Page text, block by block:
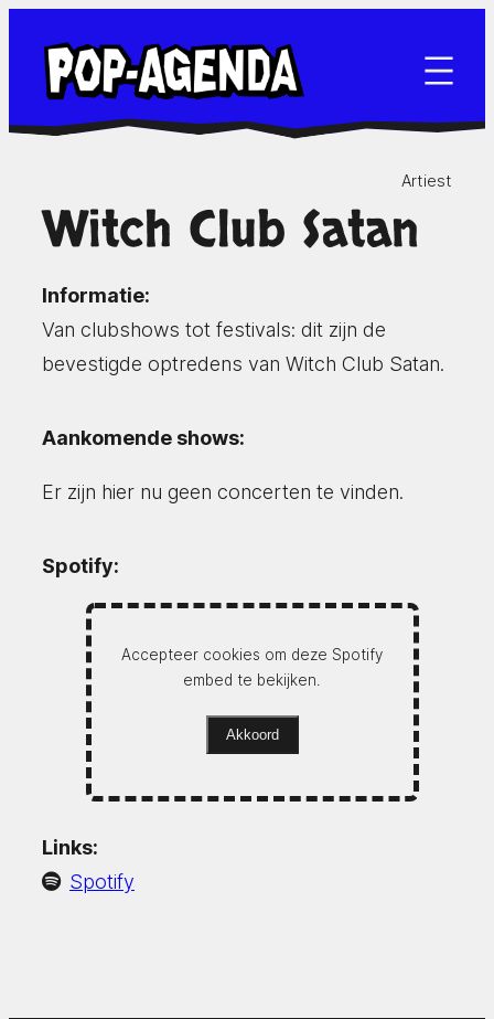
naar
inhoud
Artiest
Witch Club Satan
Informatie:
Van clubshows tot festivals: dit zijn de
bevestigde optredens van Witch Club Satan.
Aankomende shows:
Er zijn hier nu geen concerten te vinden.
Spotify:
Accepteer cookies om deze Spotify
embed te bekijken.
Akkoord
Links:
Spotify